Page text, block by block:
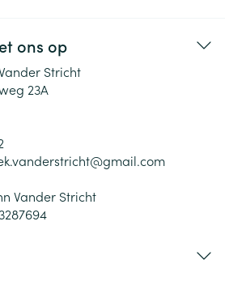
ons op
Stricht
23A
gmail.com
Vander Stricht